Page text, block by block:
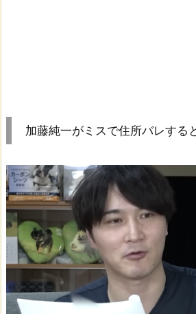
加藤純一がミスで住所バレする